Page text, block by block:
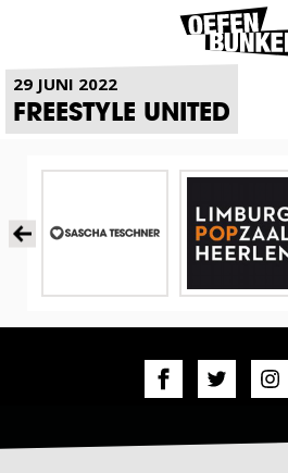
NIEUWS
29 JUNI 2022
FREESTYLE UNITED